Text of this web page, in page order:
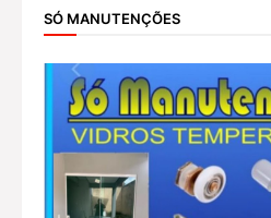
SÓ MANUTENÇÕES